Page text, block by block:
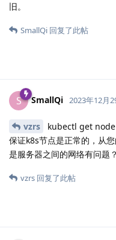
旧。
SmallQi 回复了此帖
S SmallQi 2023年12月
vzrs
kubectl get node
保证k8s节点是正常的，从
是服务器之间的网络有问题？
vzrs 回复了此帖